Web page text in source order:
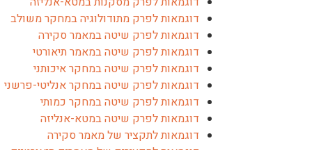
דוגמאות לפרק מתודולוגיה במחקר משולב
דוגמאות לפרק שיטה במאמר סקירה
דוגמאות לפרק שיטה במאמר תיאורטי
דוגמאות לפרק שיטה במחקר איכותני
דוגמאות לפרק שיטה במחקר אנליטי-פרשני
דוגמאות לפרק שיטה במחקר כמותי
דוגמאות לפרק שיטה במטא-אנליזה
דוגמאות לתקציר של מאמר סקירה